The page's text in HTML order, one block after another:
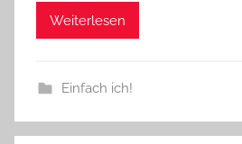
Weiterlesen
Einfach ich!